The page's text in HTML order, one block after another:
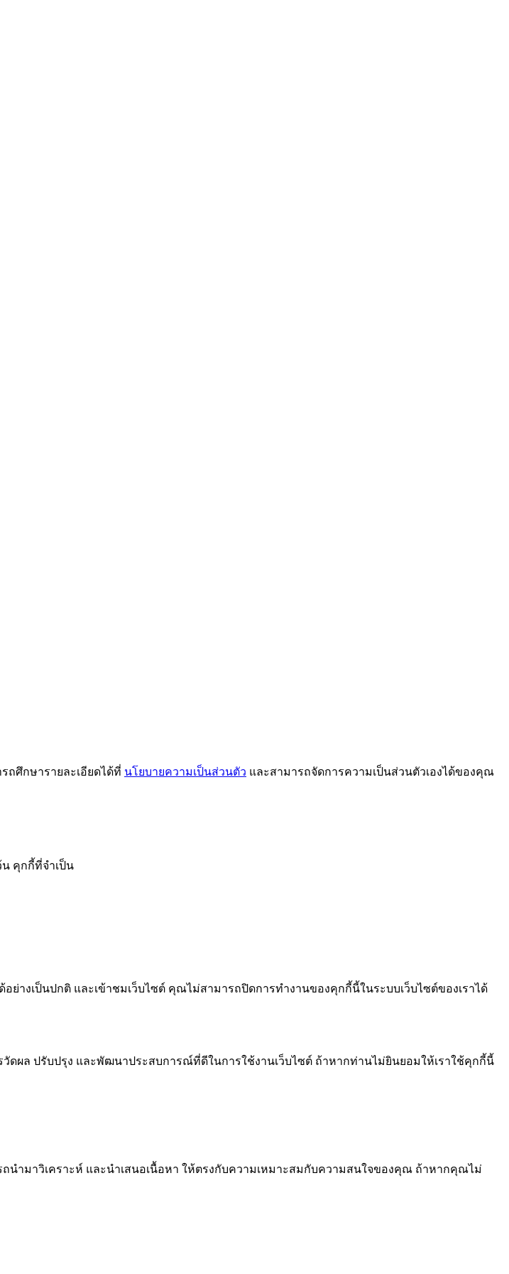
ศึกษารายละเอียดได้ที่ นโยบายความเป็นส่วนตัว และสามารถจัดการความเป็นส่วนตัวเองได้ของคุณ
คุกกี้ที่จำเป็น
างเป็นปกติ และเข้าชมเว็บไซต์ คุณไม่สามารถปิดการทำงานของคุกกี้นี้ในระบบเว็บไซต์ของเราได้
ดผล ปรับปรุง และพัฒนาประสบการณ์ที่ดีในการใช้งานเว็บไซต์ ถ้าหากท่านไม่ยินยอมให้เราใช้คุกกี้นี้
นำมาวิเคราะห์ และนำเสนอเนื้อหา ให้ตรงกับความเหมาะสมกับความสนใจของคุณ ถ้าหากคุณไม่